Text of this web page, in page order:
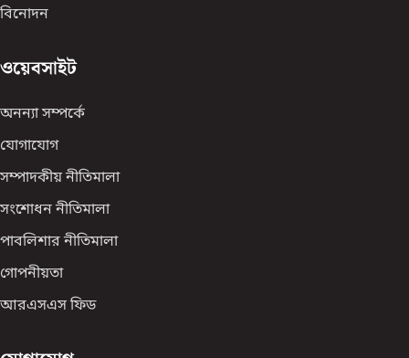
বিনোদন
ওয়েবসাইট
অনন্যা সম্পর্কে
যোগাযোগ
সম্পাদকীয় নীতিমালা
সংশোধন নীতিমালা
পাবলিশার নীতিমালা
গোপনীয়তা
আরএসএস ফিড